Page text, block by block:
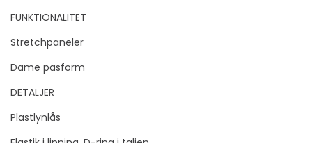
FUNKTIONALITET
Stretchpaneler
Dame pasform
DETALJER
Plastlynlås